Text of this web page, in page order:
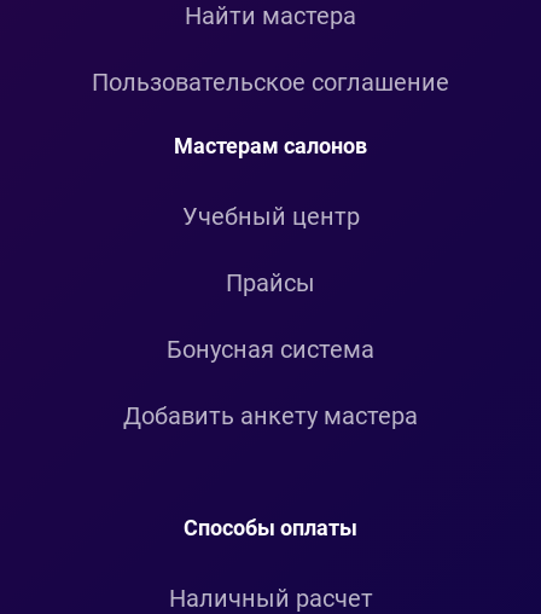
Найти мастера
Пользовательское соглашение
Мастерам салонов
Учебный центр
Прайсы
Бонусная система
Добавить анкету мастера
Способы оплаты
Наличный расчет